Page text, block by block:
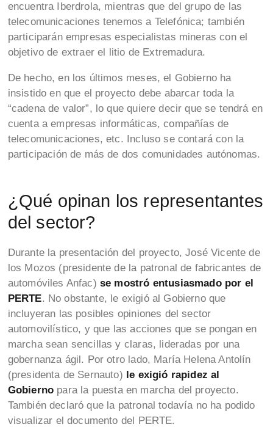
encuentra Iberdrola, mientras que del grupo de las
telecomunicaciones tenemos a Telefónica; también
participarán empresas especialistas mineras con el
objetivo de extraer el litio de Extremadura.
De hecho, en los últimos meses, el Gobierno ha
insistido en que el proyecto debe abarcar toda la
“cadena de valor”, lo que quiere decir que se tendrá en
cuenta a empresas informáticas, compañías de
telecomunicaciones, etc. Incluso se contará con la
participación de más de dos comunidades autónomas.
¿Qué opinan los representantes
del sector?
Durante la presentación del proyecto, José Vicente de
los Mozos (presidente de la patronal de fabricantes de
automóviles Anfac) se mostró entusiasmado por el
PERTE. No obstante, le exigió al Gobierno que
incluyeran las posibles opiniones del sector
automovilístico, y que las acciones que se pongan en
marcha sean sencillas y claras, lideradas por una
gobernanza ágil. Por otro lado, María Helena Antolín
(presidenta de Sernauto) le exigió rapidez al
Gobierno para la puesta en marcha del proyecto.
También declaró que la patronal todavía no ha podido
visualizar el documento del PERTE.